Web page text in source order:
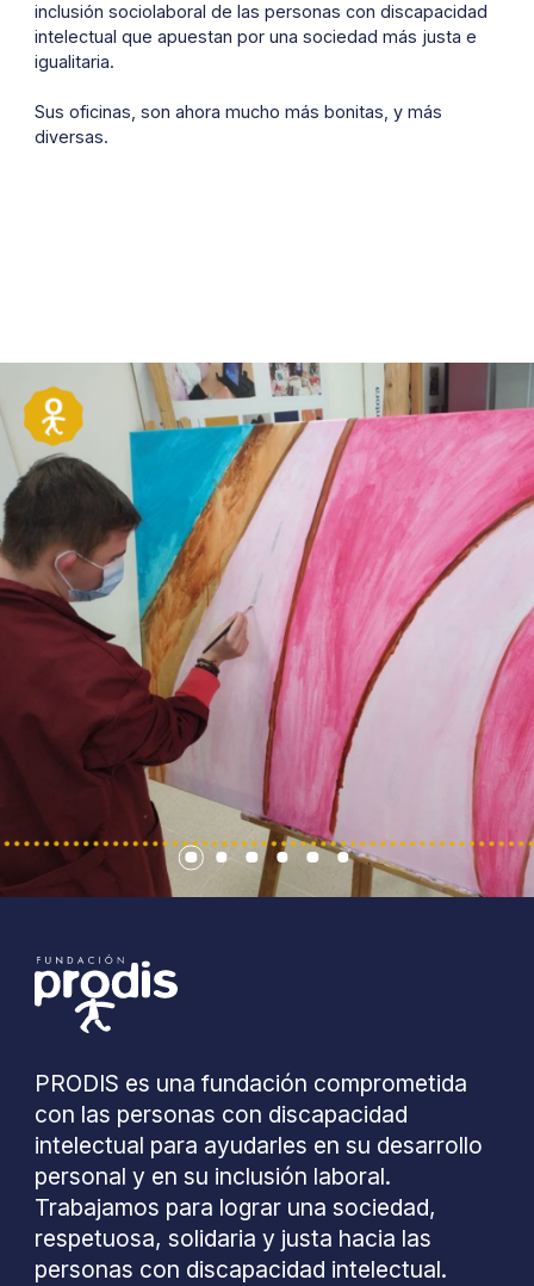
inclusión sociolaboral de las personas con discapacidad
intelectual que apuestan por una sociedad más justa e
igualitaria.
Sus oficinas, son ahora mucho más bonitas, y más
diversas.
PRODIS es una fundación comprometida
con las personas con discapacidad
intelectual para ayudarles en su desarrollo
personal y en su inclusión laboral.
Trabajamos para lograr una sociedad,
respetuosa, solidaria y justa hacia las
personas con discapacidad intelectual.